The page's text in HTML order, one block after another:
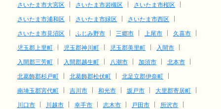
さいたま市大宮区
さいたま市岩槻区
さいたま市桜区
さいたま市浦和区
さいたま市緑区
さいたま市西区
さいたま市見沼区
ふじみ野市 三郷市 上尾市
久喜市
児玉郡上里町
児玉郡神川町 児玉郡美里町
入間市
入間郡三芳町
入間郡越生町 八潮市 加須市
北本市
北葛飾郡杉戸町
北葛飾郡松伏町
北足立郡伊奈町
南埼玉郡宮代町
吉川市 和光市 坂戸市
大里郡寄居町
川口市
川越市 幸手市 志木市 戸田市
所沢市